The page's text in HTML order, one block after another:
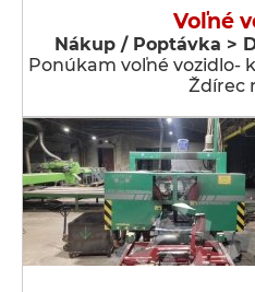
Voľné
Nákup / Poptávka >
Ponúkam voľné vozidlo-
Ždírec